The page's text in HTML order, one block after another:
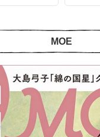
MOE